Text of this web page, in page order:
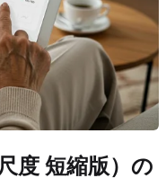
度 短縮版）の